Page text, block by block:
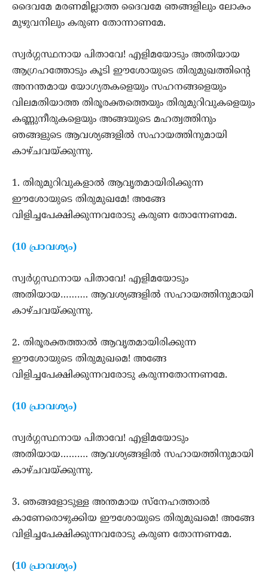
ദൈവമേ മരണമില്ലാത്ത ദൈവമേ ഞങ്ങളിലും ലോകം
മുഴുവനിലും കരുണ തോന്നാണമേ.
സ്വര്‍ഗ്ഗസ്ഥനായ പിതാവേ! എളിമയോടും അതിയായ
ആഗ്രഹത്തോടും കൂടി ഈശോയുടെ തിരുമുഖത്തിന്‍റെ
അനന്തമായ യോഗ്യതകളെയും സഹനങ്ങളെയും
വിലമതിയാത്ത തിരൂരക്തത്തെയും തിരുമുറിവുകളെയും
കണ്ണുനീരുകളെയും അങ്ങയുടെ മഹത്വത്തിനും
ഞങ്ങളുടെ ആവശ്യങ്ങളില്‍ സഹായത്തിനുമായി
കാഴ്ചവയ്ക്കുന്നു.
1. തിരുമുറിവുകളാല്‍ ആവൃതമായിരിക്കുന്ന
ഈശോയുടെ തിരുമുഖമേ! അങ്ങേ
വിളിച്ചപേക്ഷിക്കുന്നവരോടു കരുണ തോന്നേണമേ.
(10 പ്രാവശ്യം)
സ്വര്‍ഗ്ഗസ്ഥനായ പിതാവേ! എളിമയോടും
അതിയായ………. ആവശ്യങ്ങളില്‍ സഹായത്തിനുമായി
കാഴ്ചവയ്ക്കുന്നു.
2. തിരൂരക്തത്താല്‍ ആവൃതമായിരിക്കുന്ന
ഈശോയുടെ തിരുമുഖമെ! അങ്ങേ
വിളിച്ചപേക്ഷിക്കുന്നവരോടു കരുന്നതോന്നണമേ.
(10 പ്രാവശ്യം)
സ്വര്‍ഗ്ഗസ്ഥനായ പിതാവേ! എളിമയോടും
അതിയായ………. ആവശ്യങ്ങളില്‍ സഹായത്തിനുമായി
കാഴ്ചവയ്ക്കുന്നു.
3. ഞങ്ങളോടുള്ള അന്തമായ സ്നേഹത്താല്‍
കാണേരൊഴുക്കിയ ഈശോയുടെ തിരുമുഖമെ! അങ്ങേ
വിളിച്ചപേക്ഷിക്കുന്നവരോടു കരുണ തോന്നണമേ.
(10 പ്രാവശ്യം)